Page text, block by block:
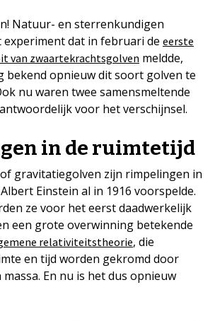
Natuur- en sterrenkundigen
dat in februari de eerste
van zwaartekrachtsgolven meldde,
bekend opnieuw dit soort golven te
nu waren twee samensmeltende
voor het verschijnsel.
in de ruimtetijd
gravitatiegolven zijn rimpelingen in
Einstein al in 1916 voorspelde.
ze voor het eerst daadwerkelijk
een grote overwinning betekende
relativiteitstheorie, die
en tijd worden gekromd door
En nu is het dus opnieuw